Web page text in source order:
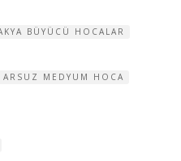
BÜYÜCÜ HOCALAR
ARSUZ MEDYUM HOCA